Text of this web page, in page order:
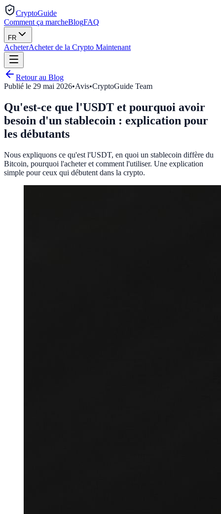
CryptoGuide
Comment ça marcheBlogFAQ
FR
AcheterAcheter de la Crypto Maintenant
Retour au Blog
Publié le 29 mai 2026•Avis•CryptoGuide Team
Qu'est-ce que l'USDT et pourquoi avoir
besoin d'un stablecoin : explication pour
les débutants
Nous expliquons ce qu'est l'USDT, en quoi un stablecoin diffère du
Bitcoin, pourquoi l'acheter et comment l'utiliser. Une explication
simple pour ceux qui débutent dans la crypto.